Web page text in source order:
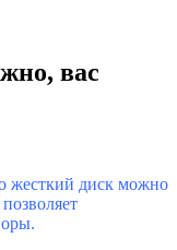
вас
жесткий диск можно